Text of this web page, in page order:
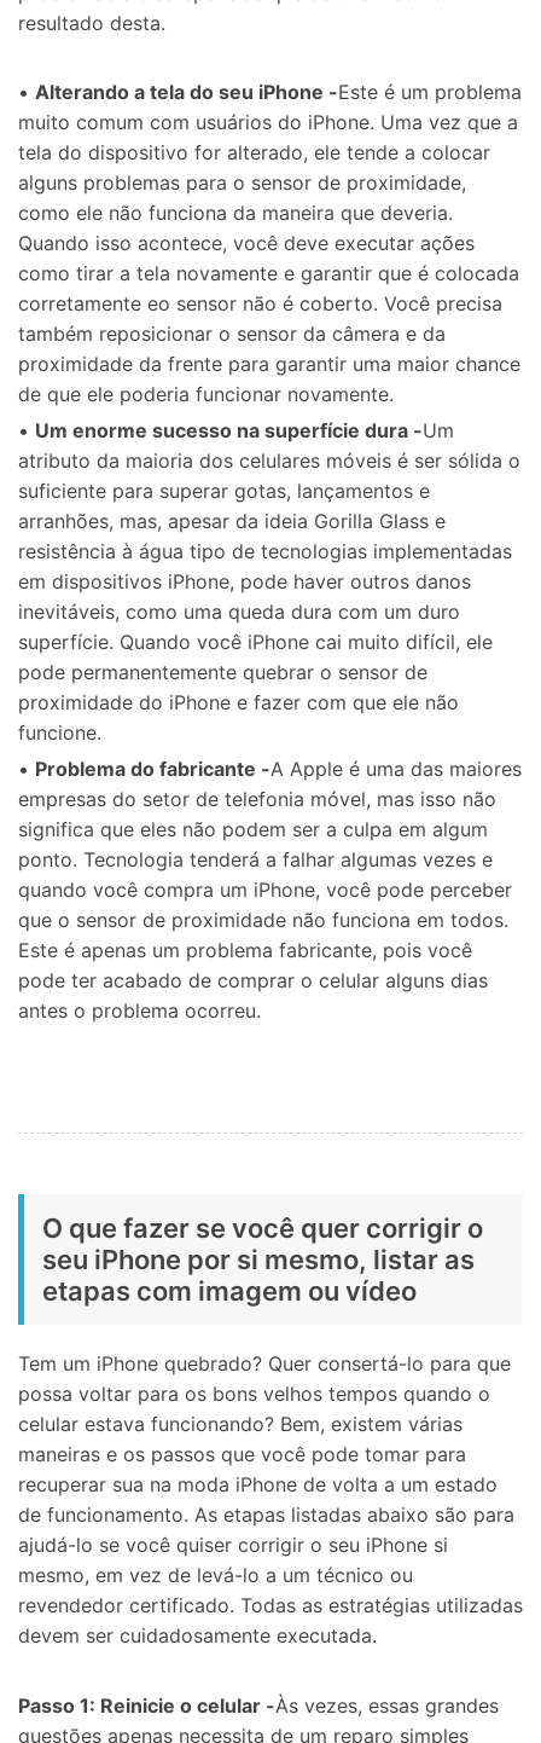
50M+ usuários, 17+ anos
Desbloqueie e repare seu celular
resultado desta.
• Alterando a tela do seu iPhone -Este é um problema
muito comum com usuários do iPhone. Uma vez que a
tela do dispositivo for alterado, ele tende a colocar
alguns problemas para o sensor de proximidade,
como ele não funciona da maneira que deveria.
Quando isso acontece, você deve executar ações
como tirar a tela novamente e garantir que é colocada
corretamente eo sensor não é coberto. Você precisa
também reposicionar o sensor da câmera e da
proximidade da frente para garantir uma maior chance
de que ele poderia funcionar novamente.
• Um enorme sucesso na superfície dura -Um
atributo da maioria dos celulares móveis é ser sólida o
suficiente para superar gotas, lançamentos e
arranhões, mas, apesar da ideia Gorilla Glass e
resistência à água tipo de tecnologias implementadas
em dispositivos iPhone, pode haver outros danos
inevitáveis, como uma queda dura com um duro
superfície. Quando você iPhone cai muito difícil, ele
pode permanentemente quebrar o sensor de
proximidade do iPhone e fazer com que ele não
funcione.
• Problema do fabricante -A Apple é uma das maiores
empresas do setor de telefonia móvel, mas isso não
significa que eles não podem ser a culpa em algum
ponto. Tecnologia tenderá a falhar algumas vezes e
quando você compra um iPhone, você pode perceber
que o sensor de proximidade não funciona em todos.
Este é apenas um problema fabricante, pois você
pode ter acabado de comprar o celular alguns dias
antes o problema ocorreu.
O que fazer se você quer corrigir o
seu iPhone por si mesmo, listar as
etapas com imagem ou vídeo
Tem um iPhone quebrado? Quer consertá-lo para que
possa voltar para os bons velhos tempos quando o
celular estava funcionando? Bem, existem várias
maneiras e os passos que você pode tomar para
recuperar sua na moda iPhone de volta a um estado
de funcionamento. As etapas listadas abaixo são para
ajudá-lo se você quiser corrigir o seu iPhone si
mesmo, em vez de levá-lo a um técnico ou
revendedor certificado. Todas as estratégias utilizadas
devem ser cuidadosamente executada.
Passo 1: Reinicie o celular -Às vezes, essas grandes
questões apenas necessita de um reparo simples